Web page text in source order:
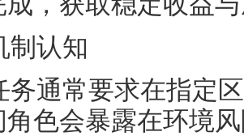
制认知
务通常要求在指定
色会暴露在环境